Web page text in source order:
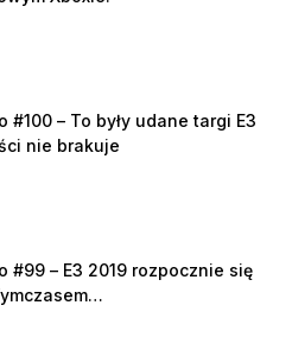
#100 – To były udane targi E3
nie brakuje
#99 – E3 2019 rozpocznie się